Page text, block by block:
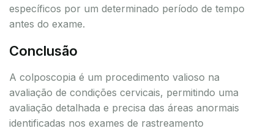
específicos por um determinado período de tempo
antes do exame.
Conclusão
A colposcopia é um procedimento valioso na
avaliação de condições cervicais, permitindo uma
avaliação detalhada e precisa das áreas anormais
identificadas nos exames de rastreamento